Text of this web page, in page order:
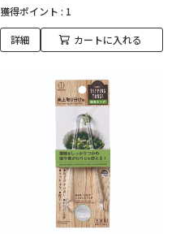
獲得ポイント : 1
詳細 カートに入れる